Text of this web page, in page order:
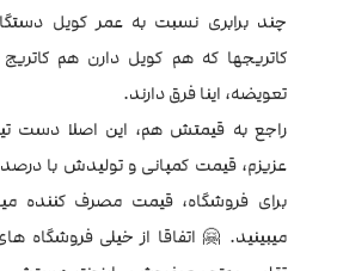
چند برابری نسبت به عمر کویل
کاتریجها که هم کویل دارن هم
تعویضه، اینا فرق دارند.
راجع به قیمتش هم، این اصلا دست
عزیزم، قیمت کمپانی و تولیدش با
برای فروشگاه، قیمت مصرف کننده
میبینید. 🤗 اتفاقا از خیلی فروشگاه